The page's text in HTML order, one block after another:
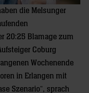
die Melsunger
20:25 Blamage zum
Coburg
Wochenende
in Erlangen mit
Szenario“, sprach